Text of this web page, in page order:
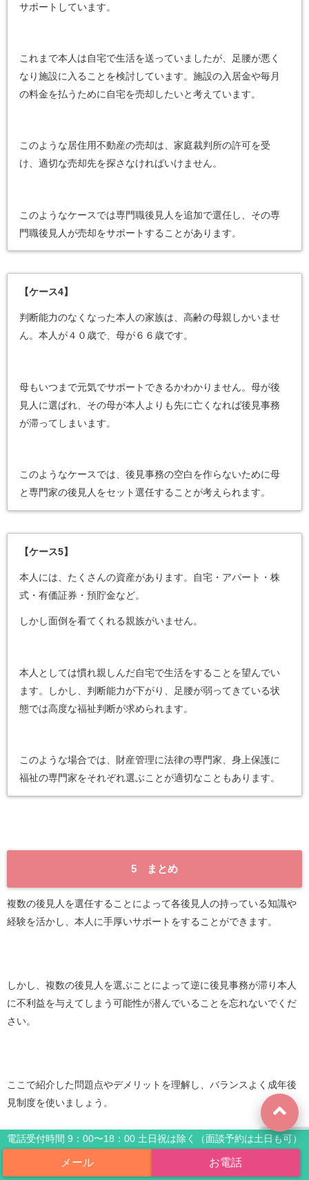
電話受付時間 9：00〜18：00 土日祝は除く（面談予約は土日も可）
サポートしています。
これまで本人は自宅で生活を送っていましたが、足腰が悪く
なり施設に入ることを検討しています。施設の入居金や毎月
の料金を払うために自宅を売却したいと考えています。
このような居住用不動産の売却は、家庭裁判所の許可を受
け、適切な売却先を探さなければいけません。
このようなケースでは専門職後見人を追加で選任し、その専
門職後見人が売却をサポートすることがあります。
【ケース4】
判断能力のなくなった本人の家族は、高齢の母親しかいませ
ん。本人が４０歳で、母が６６歳です。
母もいつまで元気でサポートできるかわかりません。母が後
見人に選ばれ、その母が本人よりも先に亡くなれば後見事務
が滞ってしまいます。
このようなケースでは、後見事務の空白を作らないために母
と専門家の後見人をセット選任することが考えられます。
【ケース5】
本人には、たくさんの資産があります。自宅・アパート・株
式・有価証券・預貯金など。
しかし面倒を看てくれる親族がいません。
本人としては慣れ親しんだ自宅で生活をすることを望んでい
ます。しかし、判断能力が下がり、足腰が弱ってきている状
態では高度な福祉判断が求められます。
このような場合では、財産管理に法律の専門家、身上保護に
福祉の専門家をそれぞれ選ぶことが適切なこともあります。
5 まとめ
複数の後見人を選任することによって各後見人の持っている知識や
経験を活かし、本人に手厚いサポートをすることができます。
しかし、複数の後見人を選ぶことによって逆に後見事務が滞り本人
に不利益を与えてしまう可能性が潜んでいることを忘れないでくだ
さい。
ここで紹介した問題点やデメリットを理解し、バランスよく成年後
見制度を使いましょう。
成年後見人になるための「たった一つ」の条件』